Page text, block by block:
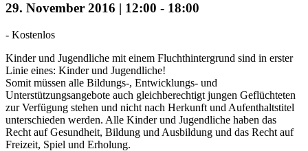
29. November 2016 | 12:00 - 18:00
- Kostenlos
Kinder und Jugendliche mit einem Fluchthintergrund sind in erster
Linie eines: Kinder und Jugendliche!
Somit müssen alle Bildungs-, Entwicklungs- und
Unterstützungsangebote auch gleichberechtigt jungen Geflüchteten
zur Verfügung stehen und nicht nach Herkunft und Aufenthaltstitel
unterschieden werden. Alle Kinder und Jugendliche haben das
Recht auf Gesundheit, Bildung und Ausbildung und das Recht auf
Freizeit, Spiel und Erholung.